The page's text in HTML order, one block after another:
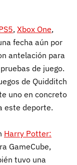
, Xbox One,
fecha aún por
antelación para
de juego.
de Quidditch
uno en concreto
este deporte.
Harry Potter:
GameCube,
tuvo una